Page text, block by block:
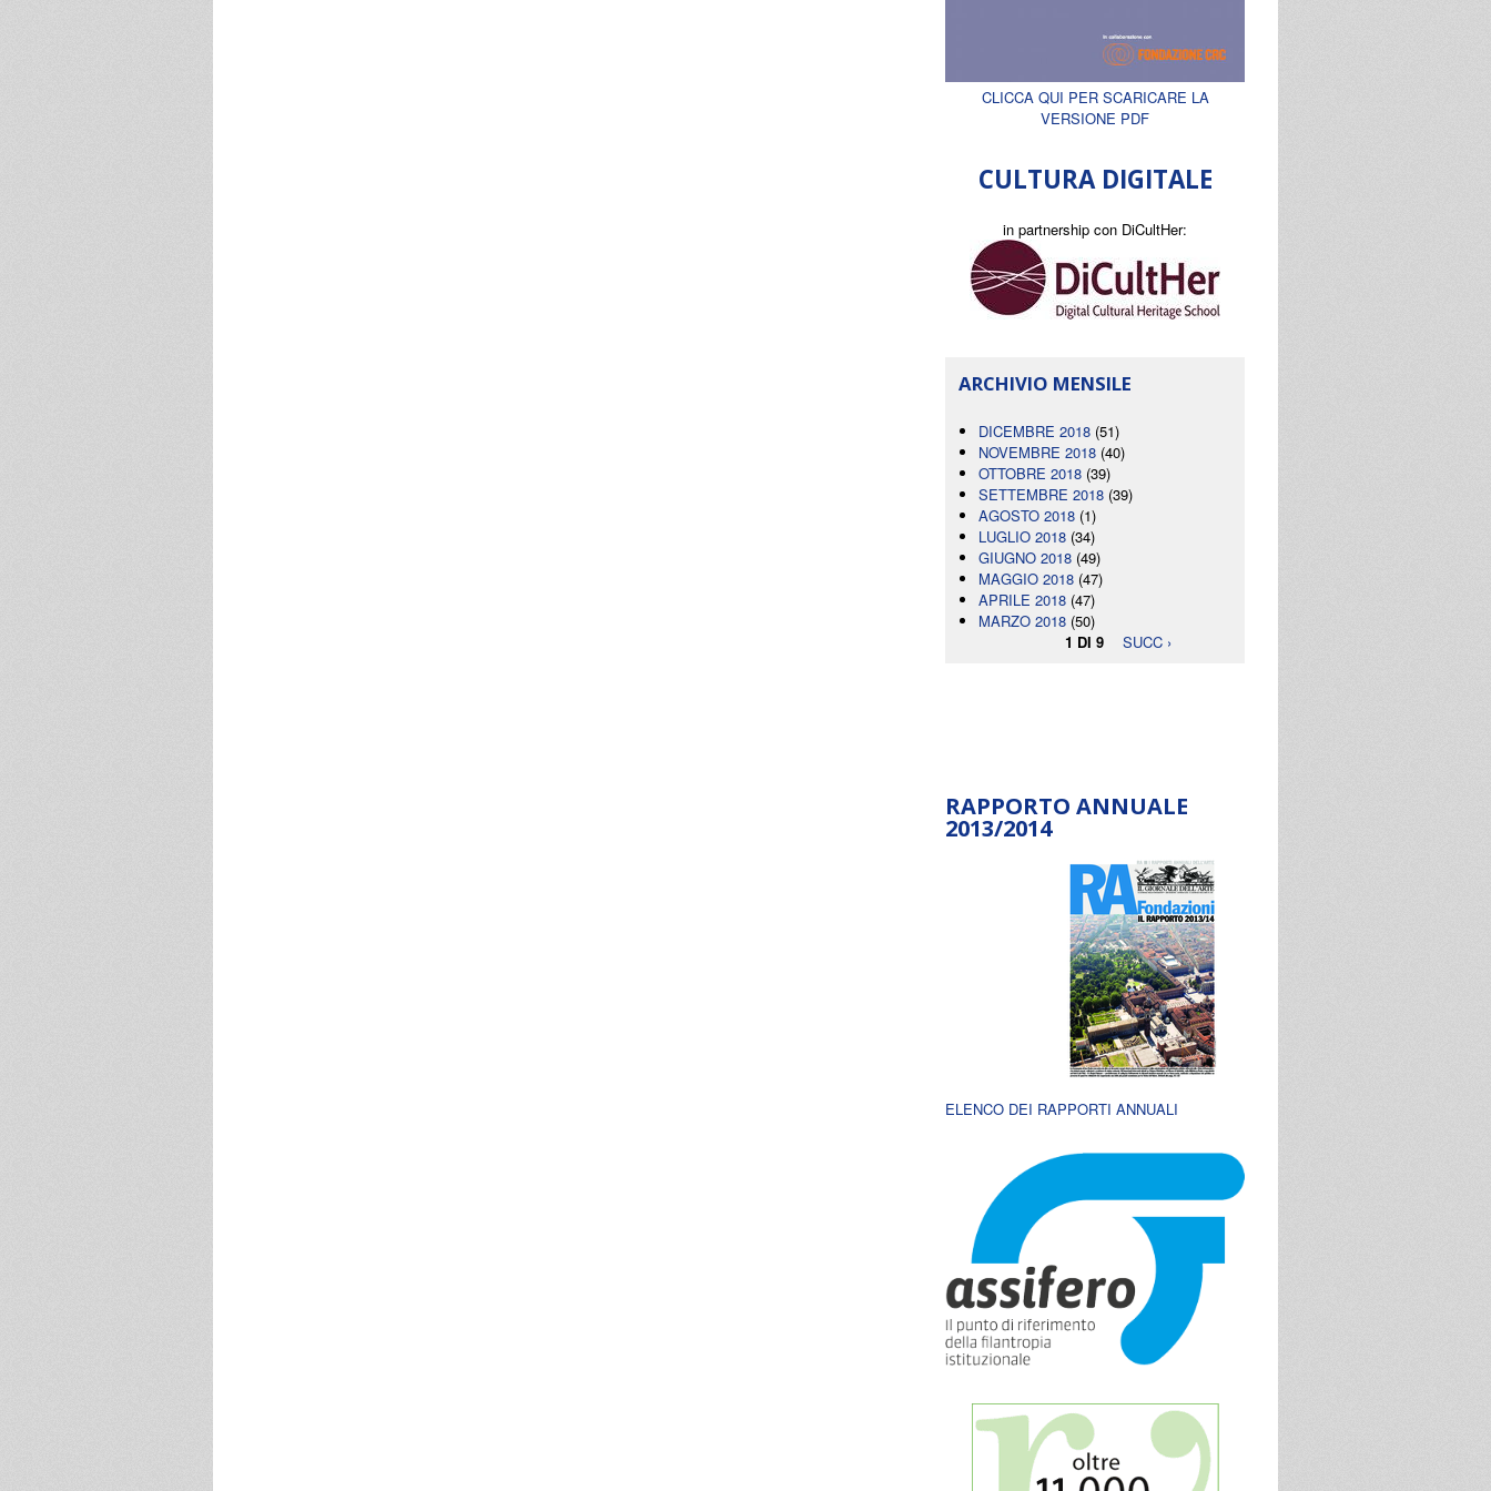
CLICCA QUI PER SCARICARE LA
VERSIONE PDF
CULTURA DIGITALE
in partnership con DiCultHer:
ARCHIVIO MENSILE
DICEMBRE 2018 (51)
NOVEMBRE 2018 (40)
OTTOBRE 2018 (39)
SETTEMBRE 2018 (39)
AGOSTO 2018 (1)
LUGLIO 2018 (34)
GIUGNO 2018 (49)
MAGGIO 2018 (47)
APRILE 2018 (47)
MARZO 2018 (50)
1 DI 9
SUCC ›
RAPPORTO ANNUALE
2013/2014
ELENCO DEI RAPPORTI ANNUALI